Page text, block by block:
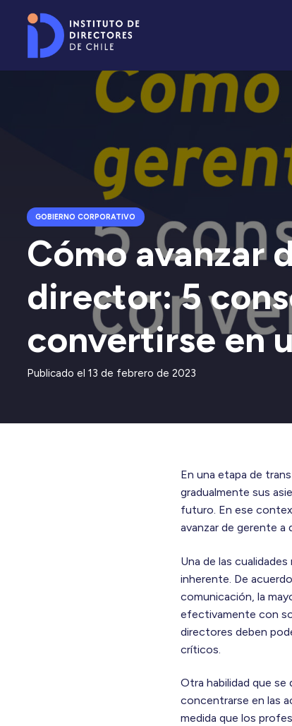
GOBIERNO CORPORATIVO
Cómo avanzar
director: 5
convertirse en
Publicado el 13 de febrero de 2023
En una etapa de
gradualmente sus
futuro. En ese
avanzar de gerente a
Una de las
inherente. De
comunicación, la
efectivamente con
directores deben
críticos.
Otra habilidad que
concentrarse en las
medida que los